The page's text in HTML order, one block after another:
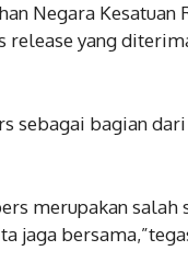
Negara Kesatuan
release yang
sebagai bagian
merupakan salah
jaga